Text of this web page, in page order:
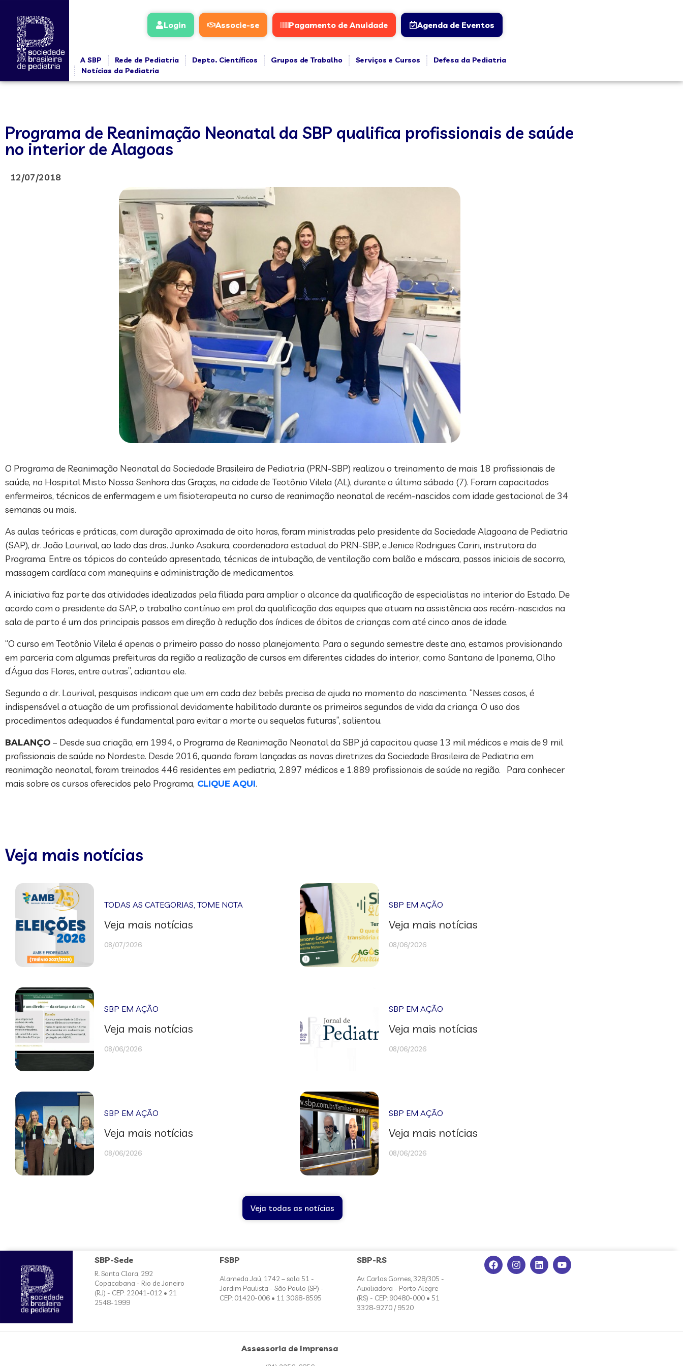
Login Associe-se Pagamento de Anuidade Agenda de Eventos
A SBP Rede de Pediatria Depto. Científicos Grupos de Trabalho Serviços e Cursos
Defesa da Pediatria
Notícias da Pediatria
Programa de Reanimação Neonatal da SBP qualifica profissionais de saúde
no interior de Alagoas
12/07/2018
O Programa de Reanimação Neonatal da Sociedade Brasileira de Pediatria (PRN-SBP) realizou o treinamento de mais 18 profissionais de
saúde, no Hospital Misto Nossa Senhora das Graças, na cidade de Teotônio Vilela (AL), durante o último sábado (7). Foram capacitados
enfermeiros, técnicos de enfermagem e um fisioterapeuta no curso de reanimação neonatal de recém-nascidos com idade gestacional de 34
semanas ou mais.
As aulas teóricas e práticas, com duração aproximada de oito horas, foram ministradas pelo presidente da Sociedade Alagoana de Pediatria
(SAP), dr. João Lourival, ao lado das dras. Junko Asakura, coordenadora estadual do PRN-SBP, e Jenice Rodrigues Cariri, instrutora do
Programa. Entre os tópicos do conteúdo apresentado, técnicas de intubação, de ventilação com balão e máscara, passos iniciais de socorro,
massagem cardíaca com manequins e administração de medicamentos.
A iniciativa faz parte das atividades idealizadas pela filiada para ampliar o alcance da qualificação de especialistas no interior do Estado. De
acordo com o presidente da SAP, o trabalho contínuo em prol da qualificação das equipes que atuam na assistência aos recém-nascidos na
sala de parto é um dos principais passos em direção à redução dos índices de óbitos de crianças com até cinco anos de idade.
“O curso em Teotônio Vilela é apenas o primeiro passo do nosso planejamento. Para o segundo semestre deste ano, estamos provisionando
em parceria com algumas prefeituras da região a realização de cursos em diferentes cidades do interior, como Santana de Ipanema, Olho
d’Água das Flores, entre outras”, adiantou ele.
Segundo o dr. Lourival, pesquisas indicam que um em cada dez bebês precisa de ajuda no momento do nascimento. “Nesses casos, é
indispensável a atuação de um profissional devidamente habilitado durante os primeiros segundos de vida da criança. O uso dos
procedimentos adequados é fundamental para evitar a morte ou sequelas futuras”, salientou.
BALANÇO – Desde sua criação, em 1994, o Programa de Reanimação Neonatal da SBP já capacitou quase 13 mil médicos e mais de 9 mil
profissionais de saúde no Nordeste. Desde 2016, quando foram lançadas as novas diretrizes da Sociedade Brasileira de Pediatria em
reanimação neonatal, foram treinados 446 residentes em pediatria, 2.897 médicos e 1.889 profissionais de saúde na região. Para conhecer
mais sobre os cursos oferecidos pelo Programa, CLIQUE AQUI.
Veja mais notícias
TODAS AS CATEGORIAS,TOME NOTA
Veja mais notícias
08/07/2026
SBP EM AÇÃO
Veja mais notícias
08/06/2026
SBP EM AÇÃO
Veja mais notícias
08/06/2026
SBP EM AÇÃO
Veja mais notícias
08/06/2026
SBP EM AÇÃO
Veja mais notícias
08/06/2026
SBP EM AÇÃO
Veja mais notícias
08/06/2026
Veja todas as notícias
SBP-Sede
R. Santa Clara, 292
Copacabana - Rio de Janeiro
(RJ) - CEP: 22041-012 • 21
2548-1999
FSBP
Alameda Jaú, 1742 – sala 51 -
Jardim Paulista - São Paulo (SP) -
CEP: 01420-006 • 11 3068-8595
SBP-RS
Av. Carlos Gomes, 328/305 -
Auxiliadora - Porto Alegre
(RS) - CEP: 90480-000 • 51
3328-9270 / 9520
Assessoria de Imprensa